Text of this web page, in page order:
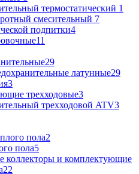
термостатический 1
cмесительный 7
подпитки4
11
29
латунные29
3
трехходовые3
трехходовой ATV3
пола2
пола5
коллекторы и комплектующие
22